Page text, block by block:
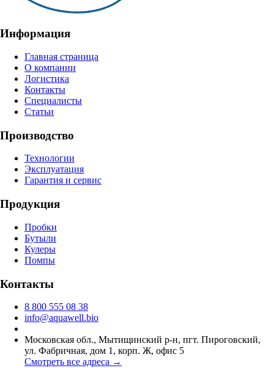
Информация
Главная страница
О компании
Логистика
Контакты
Специалисты
Статьи
Производство
Технологии
Эксплуатация
Гарантия и сервис
Продукция
Пробки
Бутыли
Кулеры
Помпы
Контакты
8 800 555 08 38
info@aquawell.bio
Московская обл., Мытищинский р-н, пгт. Пироговский,
ул. Фабричная, дом 1, корп. Ж, офис 5
Смотреть все адреса →